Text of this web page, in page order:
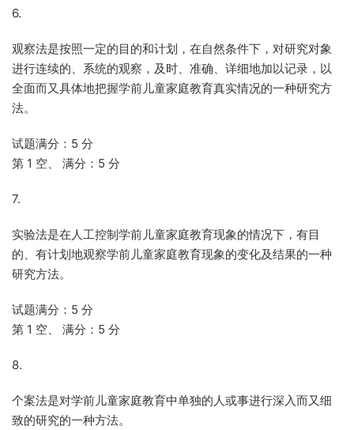
6.
观察法是按照一定的目的和计划，在自然条件下，对研究对象
进行连续的、系统的观察，及时、准确、详细地加以记录，以
全面而又具体地把握学前儿童家庭教育真实情况的一种研究方
法。
试题满分：5 分
第 1 空、 满分：5 分
7.
实验法是在人工控制学前儿童家庭教育现象的情况下，有目
的、有计划地观察学前儿童家庭教育现象的变化及结果的一种
研究方法。
试题满分：5 分
第 1 空、 满分：5 分
8.
个案法是对学前儿童家庭教育中单独的人或事进行深入而又细
致的研究的一种方法。